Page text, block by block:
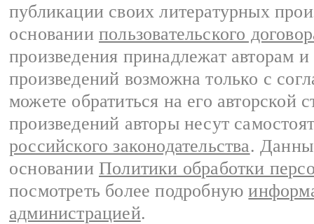
публикации своих литературных
основании пользовательского
произведения принадлежат авторам
произведений возможна только с
можете обратиться на его авторской
произведений авторы несут
российского законодательства.
основании Политики обработки
посмотреть более подробную
администрацией.